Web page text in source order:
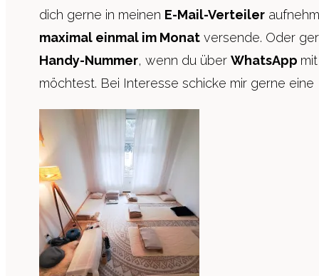
dich gerne in meinen E-Mail-Verteiler
maximal einmal im Monat versende. Oder
Handy-Nummer, wenn du überWhatsApp
möchtest. Bei Interesse schicke mir gerne eine